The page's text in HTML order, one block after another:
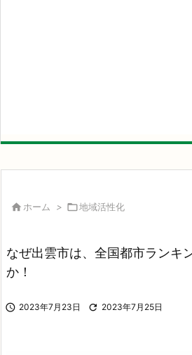
 ホーム > 地域活性化
なぜ出雲市は、全国都市ランキ
か！
 2023年7月23日  2023年7月25日